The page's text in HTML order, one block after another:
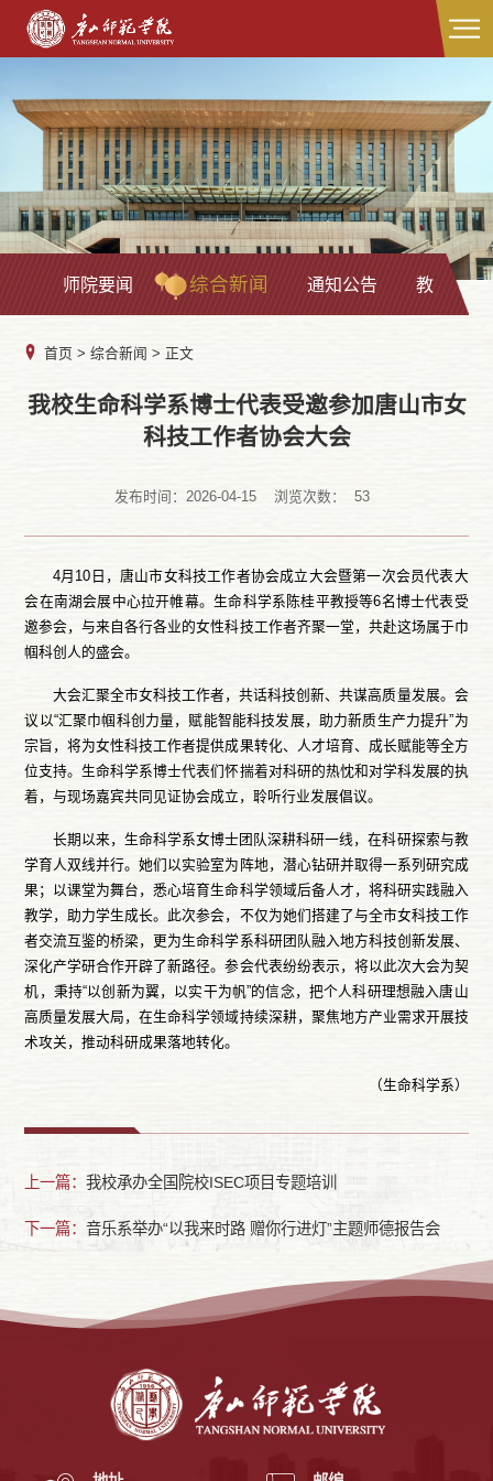
师院要闻 综合新闻 通知公告 教学科研
首页 > 综合新闻 > 正文
我校生命科学系博士代表受邀参加唐山市女
科技工作者协会大会
发布时间：2026-04-15 浏览次数： 53
4月10日，唐山市女科技工作者协会成立大会暨第一次会员代表大
会在南湖会展中心拉开帷幕。生命科学系陈桂平教授等6名博士代表受
邀参会，与来自各行各业的女性科技工作者齐聚一堂，共赴这场属于巾
帼科创人的盛会。
大会汇聚全市女科技工作者，共话科技创新、共谋高质量发展。会
议以“汇聚巾帼科创力量，赋能智能科技发展，助力新质生产力提升”为
宗旨，将为女性科技工作者提供成果转化、人才培育、成长赋能等全方
位支持。生命科学系博士代表们怀揣着对科研的热忱和对学科发展的执
着，与现场嘉宾共同见证协会成立，聆听行业发展倡议。
长期以来，生命科学系女博士团队深耕科研一线，在科研探索与教
学育人双线并行。她们以实验室为阵地，潜心钻研并取得一系列研究成
果；以课堂为舞台，悉心培育生命科学领域后备人才，将科研实践融入
教学，助力学生成长。此次参会，不仅为她们搭建了与全市女科技工作
者交流互鉴的桥梁，更为生命科学系科研团队融入地方科技创新发展、
深化产学研合作开辟了新路径。参会代表纷纷表示，将以此次大会为契
机，秉持“以创新为翼，以实干为帆”的信念，把个人科研理想融入唐山
高质量发展大局，在生命科学领域持续深耕，聚焦地方产业需求开展技
术攻关，推动科研成果落地转化。
（生命科学系）
上一篇：我校承办全国院校ISEC项目专题培训
下一篇：音乐系举办“以我来时路 赠你行进灯”主题师德报告会